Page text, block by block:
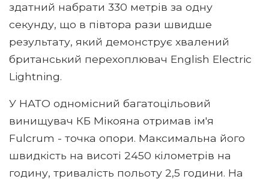
здатний набрати 330 метрів за одну
секунду, що в півтора рази швидше
результату, який демонструє хвалений
британський перехоплювач English Electric
Lightning.
У НАТО одномісний багатоцільовий
винищувач КБ Мікояна отримав ім'я
Fulcrum - точка опори. Максимальна його
швидкість на висоті 2450 кілометрів на
годину, тривалість польоту 2,5 години. На